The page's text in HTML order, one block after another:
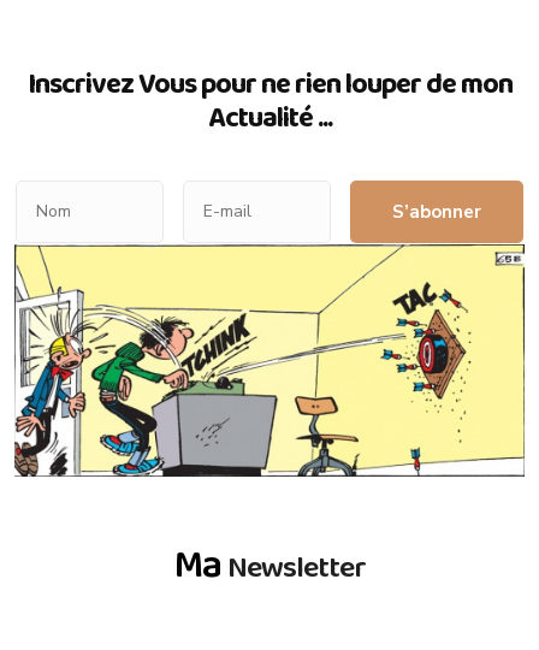
Inscrivez Vous pour ne rien louper de mon
Actualité ...
S’abonner
Ma Newsletter